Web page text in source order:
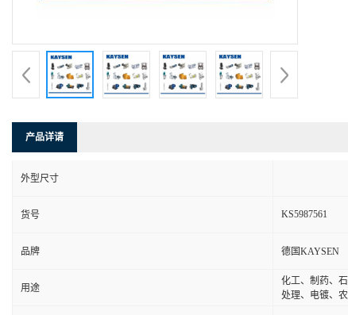
产品详请
外型尺寸
货号 KS5987561
品牌 德国KAYSEN
用途
化工、制药、
处理、电镀、农